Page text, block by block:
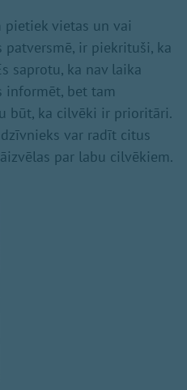
pietiek vietas un vai
ir piekrituši, ka
saprotu, ka nav laika
informēt, bet tam
būt, ka cilvēki ir prioritāri.
var radīt citus
par labu cilvēkiem.